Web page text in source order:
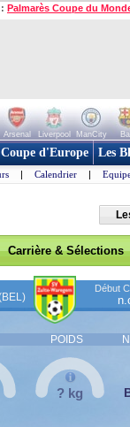
Palmarès Coupe du
Arsenal Liverpool ManCity
Coupe d'Europe Les
| Calendrier |
Carrière & Sélections
Début
POIDS
? kg